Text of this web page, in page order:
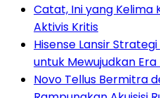
Catat, Ini yang Kelima
Aktivis Kritis
Hisense Lansir
untuk Mewujudkan
Novo Tellus Bermitra